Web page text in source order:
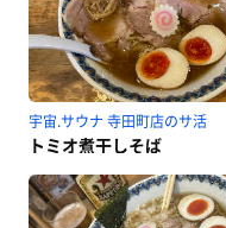
宇宙.サウナ 寺田町店のサ活
トミオ煮干しそば